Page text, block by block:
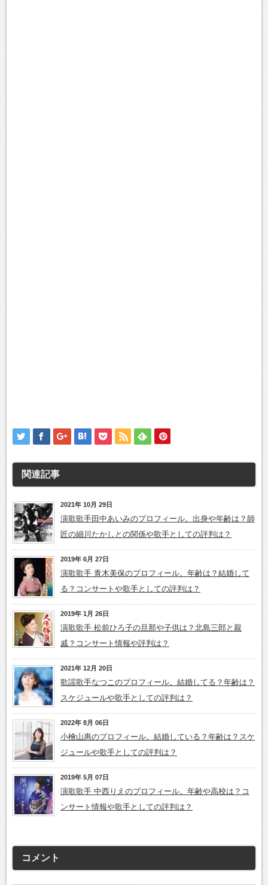
関連記事
2021年 10月 29日
演歌歌手田中あいみのプロフィール。出身や年齢は？師
匠の細川たかしとの関係や歌手としての評判は？
2019年 6月 27日
演歌歌手 青木美保のプロフィール。年齢は？結婚して
る？コンサートや歌手としての評判は？
2019年 1月 26日
演歌歌手 松前ひろ子の旦那や子供は？北島三郎と親
戚？コンサート情報や評判は？
2021年 12月 20日
歌謡歌手なつこのプロフィール。結婚してる？年齢は？
スケジュールや歌手としての評判は？
2022年 8月 06日
小檜山惠のプロフィール。結婚している？年齢は？スケ
ジュールや歌手としての評判は？
2019年 5月 07日
演歌歌手 中西りえのプロフィール。年齢や高校は？コ
ンサート情報や歌手としての評判は？
コメント